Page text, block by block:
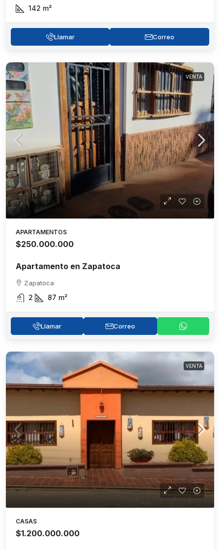
142 m²
Llamar Correo
VENTA
APARTAMENTOS
$250.000.000
Apartamento en Zapatoca
Zapatoca
2 87 m²
Llamar Correo
VENTA
CASAS
$1.200.000.000